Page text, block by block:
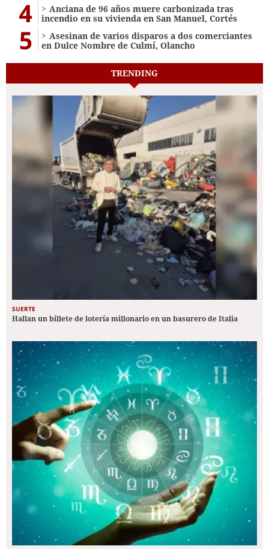
4
Anciana de 96 años muere carbonizada tras
incendio en su vivienda en San Manuel, Cortés
5
Asesinan de varios disparos a dos comerciantes
en Dulce Nombre de Culmí, Olancho
TRENDING
SUERTE
Hallan un billete de lotería millonario en un basurero de Italia